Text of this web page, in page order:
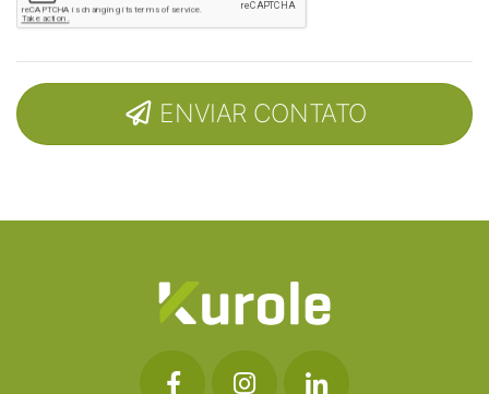
ENVIAR CONTATO